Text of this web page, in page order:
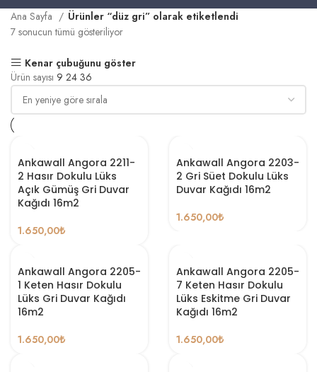
Ana Sayfa
Ürünler “düz gri” olarak etiketlendi
7 sonucun tümü gösteriliyor
Kenar çubuğunu göster
Ürün sayısı 9 24 36
Ankawall Angora 2211-
2 Hasır Dokulu Lüks
Açık Gümüş Gri Duvar
Kağıdı 16m2
1.650,00₺
Ankawall Angora 2203-
2 Gri Süet Dokulu Lüks
Duvar Kağıdı 16m2
1.650,00₺
Ankawall Angora 2205-
1 Keten Hasır Dokulu
Lüks Gri Duvar Kağıdı
16m2
1.650,00₺
Ankawall Angora 2205-
7 Keten Hasır Dokulu
Lüks Eskitme Gri Duvar
Kağıdı 16m2
1.650,00₺